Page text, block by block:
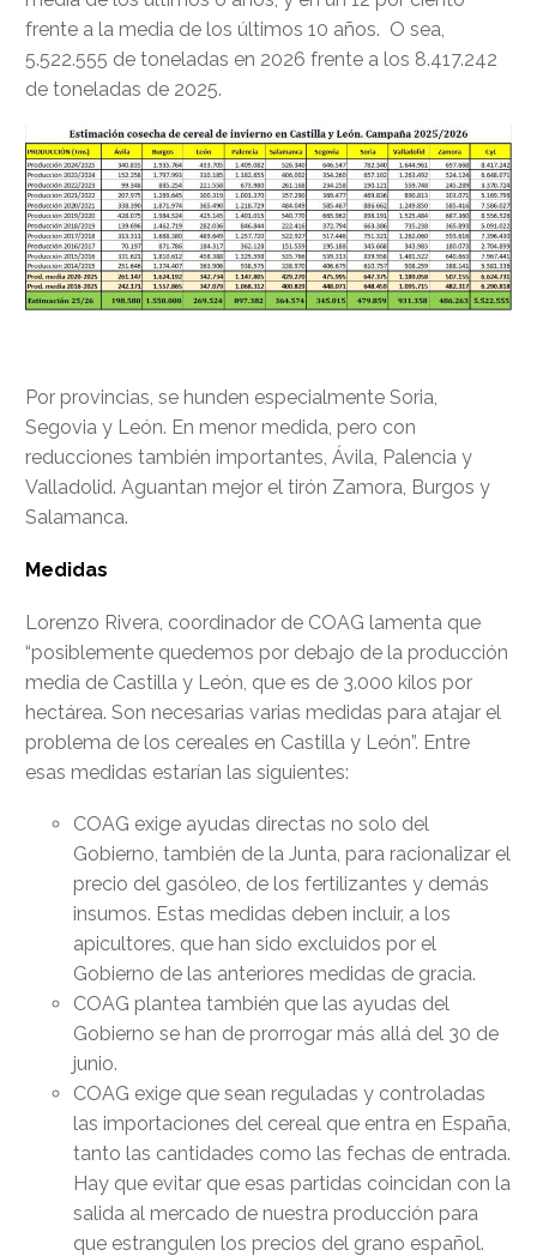
frente a la media de los últimos 10 años. O sea,
5.522.555 de toneladas en 2026 frente a los 8.417.242
de toneladas de 2025.
Por provincias, se hunden especialmente Soria,
Segovia y León. En menor medida, pero con
reducciones también importantes, Ávila, Palencia y
Valladolid. Aguantan mejor el tirón Zamora, Burgos y
Salamanca.
Medidas
Lorenzo Rivera, coordinador de COAG lamenta que
“posiblemente quedemos por debajo de la producción
media de Castilla y León, que es de 3.000 kilos por
hectárea. Son necesarias varias medidas para atajar el
problema de los cereales en Castilla y León”. Entre
esas medidas estarían las siguientes:
COAG exige ayudas directas no solo del
Gobierno, también de la Junta, para racionalizar el
precio del gasóleo, de los fertilizantes y demás
insumos. Estas medidas deben incluir, a los
apicultores, que han sido excluidos por el
Gobierno de las anteriores medidas de gracia.
COAG plantea también que las ayudas del
Gobierno se han de prorrogar más allá del 30 de
junio.
COAG exige que sean reguladas y controladas
las importaciones del cereal que entra en España,
tanto las cantidades como las fechas de entrada.
Hay que evitar que esas partidas coincidan con la
salida al mercado de nuestra producción para
que estrangulen los precios del grano español.